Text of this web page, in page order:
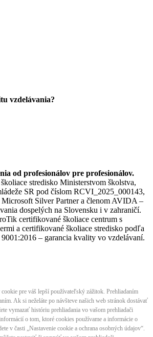
vzdelávania?
od profesionálov pre profesionálov.
stredisko Ministerstvom školstva,
SR pod číslom RCVI_2025_000143,
Silver Partner a členom AVIDA –
dospelých na Slovensku i v zahraničí.​​​​​​​​​​​​​​​​
certifikované školiace centrum s
​​​​​​​​​​a certifikované školiace stredisko podľa
– garancia kvality vo vzdelávaní.
pre váš lepší používateľský zážitok. Prehliadaním
Ak si neželáte po návšteve našich web stránok dostávať
vymazať históriu prehliadania vo vašom prehliadači
o tom, ktoré cookies používame a informácie o
v časti „Nastavenie cookie a ochrana osobných údajov“.